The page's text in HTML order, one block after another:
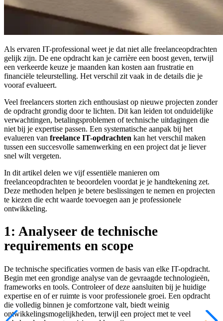
Als ervaren IT-professional weet je dat niet alle freelanceopdrachten
gelijk zijn. De ene opdracht kan je carrière een boost geven, terwijl
een verkeerde keuze je maanden kan kosten aan frustratie en
financiële teleurstelling. Het verschil zit vaak in de details die je
vooraf evalueert.
Veel freelancers storten zich enthousiast op nieuwe projecten zonder
de opdracht grondig door te lichten. Dit kan leiden tot onduidelijke
verwachtingen, betalingsproblemen of technische uitdagingen die
niet bij je expertise passen. Een systematische aanpak bij het
evalueren van freelance IT-opdrachten kan het verschil maken
tussen een succesvolle samenwerking en een project dat je liever
snel wilt vergeten.
In dit artikel delen we vijf essentiële manieren om
freelanceopdrachten te beoordelen voordat je je handtekening zet.
Deze methoden helpen je betere beslissingen te nemen en projecten
te kiezen die echt waarde toevoegen aan je professionele
ontwikkeling.
1: Analyseer de technische
requirements en scope
De technische specificaties vormen de basis van elke IT-opdracht.
Begin met een grondige analyse van de gevraagde technologieën,
frameworks en tools. Controleer of deze aansluiten bij je huidige
expertise en of er ruimte is voor professionele groei. Een opdracht
die volledig binnen je comfortzone valt, biedt weinig
ontwikkelingsmogelijkheden, terwijl een project met te veel